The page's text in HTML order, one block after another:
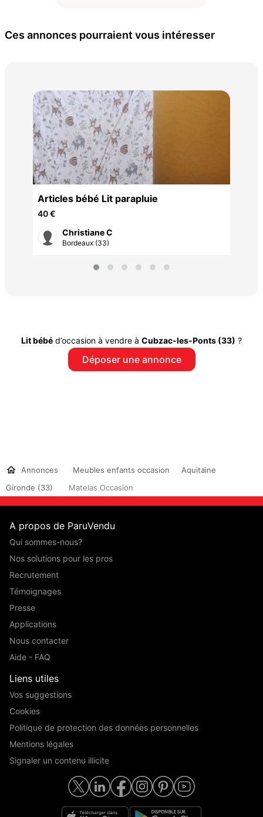
Ces annonces pourraient vous intéresser
Articles bébé Lit parapluie
40 €
Christiane C
Bordeaux (33)
Lit bébé d’occasion à vendre à Cubzac-les-Ponts (33) ?
Déposer une annonce
Annonces Meubles enfants occasion
Aquitaine
Gironde (33)
Matelas Occasion
A propos de ParuVendu
Qui sommes-nous?
Nos solutions pour les pros
Recrutement
Témoignages
Presse
Applications
Nous contacter
Aide - FAQ
Liens utiles
Vos suggestions
Cookies
Politique de protection des données personnelles
Mentions légales
Signaler un contenu illicite